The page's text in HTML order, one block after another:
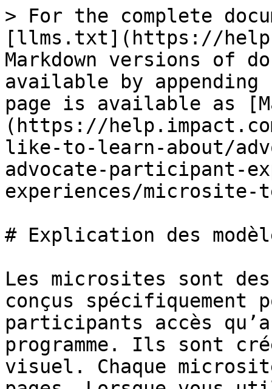
> For the complete
[llms.txt](https://
Markdown versions of
available by
page is available as
(https://
like-to-learn-about/
advocate-participant-
experiences/microsite-
# Explication des
Les microsites sont
conçus spécifiquement
participants accès
programme. Ils sont
visuel. Chaque